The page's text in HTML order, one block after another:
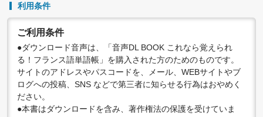
利用条件
ご利用条件
●ダウンロード音声は、「音声DL BOOK これなら覚えられ
る！フランス語単語帳」を購入された方のためのものです。
サイトのアドレスやパスコードを、メール、WEBサイトやブ
ログへの投稿、SNS などで第三者に知らせる行為はおやめく
ださい。
●本書はダウンロードを含み、著作権法の保護を受けていま